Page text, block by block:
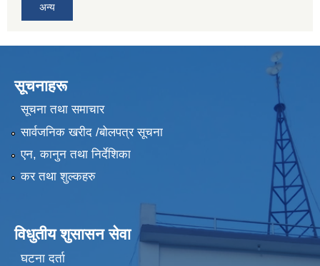
अन्य
सूचनाहरू
सूचना तथा समाचार
सार्वजनिक खरीद /बोलपत्र सूचना
एन, कानुन तथा निर्देशिका
कर तथा शुल्कहरु
विधुतीय शुसासन सेवा
घटना दर्ता